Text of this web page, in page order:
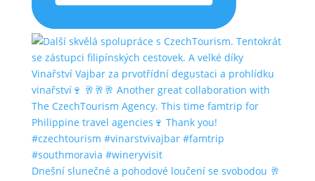
Dnešní slunečné a pohodové loučení se svobodou 🥂